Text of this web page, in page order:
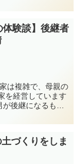
体験談】後継者
を経営しています
づくりをしま